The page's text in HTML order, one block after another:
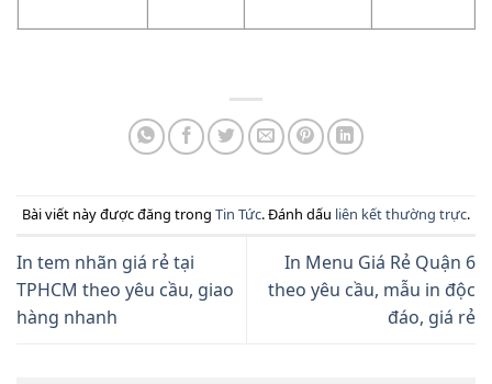
Bài viết này được đăng trong Tin Tức. Đánh dấu liên kết thường trực.
In tem nhãn giá rẻ tại
TPHCM theo yêu cầu, giao
hàng nhanh
In Menu Giá Rẻ Quận 6
theo yêu cầu, mẫu in độc
đáo, giá rẻ